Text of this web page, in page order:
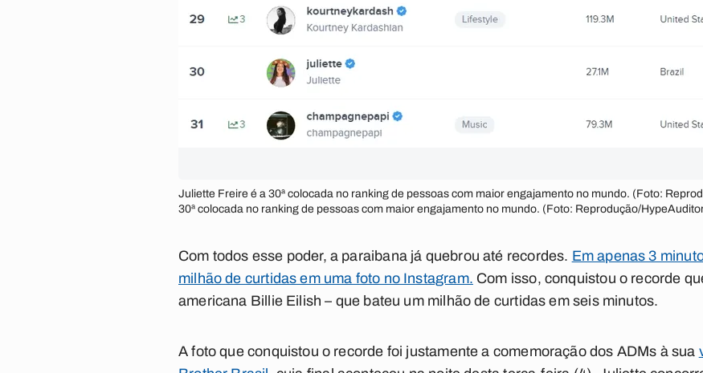
Juliette Freire é a 30ª colocada no ranking de pessoas com maior engajamento no mundo. (Foto:
30ª colocada no ranking de pessoas com maior engajamento no mundo. (Foto: Reprodução/
Com todos esse poder, a paraibana já quebrou até recordes. Em apenas 3
milhão de curtidas em uma foto no Instagram. Com isso, conquistou o recorde
americana Billie Eilish – que bateu um milhão de curtidas em seis minutos.
A foto que conquistou o recorde foi justamente a comemoração dos ADMs à sua